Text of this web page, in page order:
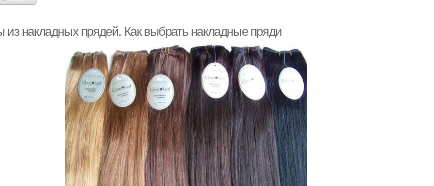
из накладных прядей. Как выбрать накладные пряди